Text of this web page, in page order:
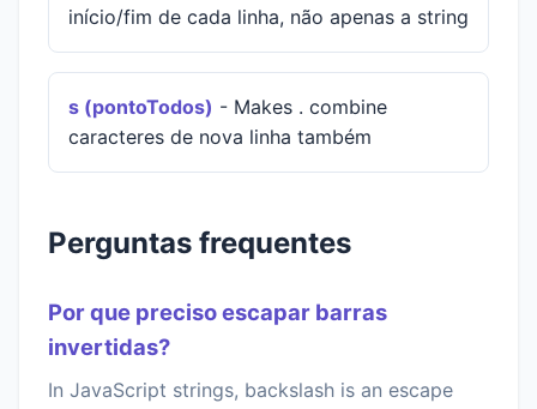
início/fim de cada linha, não apenas a string
s (pontoTodos) - Makes . combine
caracteres de nova linha também
Perguntas frequentes
Por que preciso escapar barras
invertidas?
In JavaScript strings, backslash is an escape